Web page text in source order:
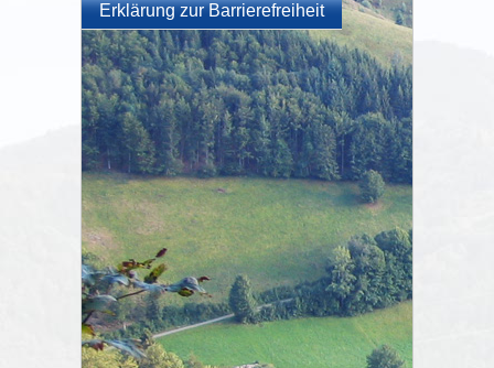
Erklärung zur Barrierefreiheit